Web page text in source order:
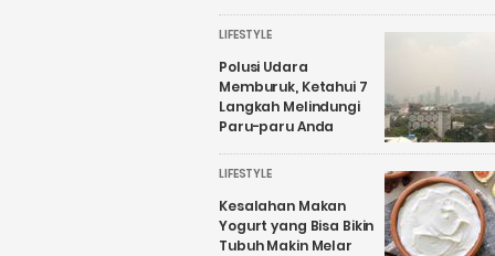
LIFESTYLE
Polusi Udara
Memburuk, Ketahui 7
Langkah Melindungi
Paru-paru Anda
LIFESTYLE
Kesalahan Makan
Yogurt yang Bisa Bikin
Tubuh Makin Melar